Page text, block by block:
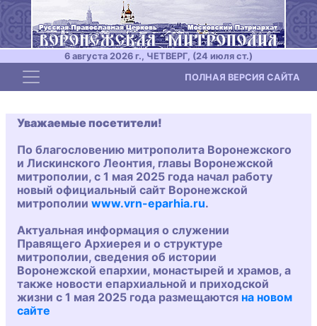
6 августа 2026 г., ЧЕТВЕРГ, (24 июля ст.)
Toggle navigation ПОЛНАЯ ВЕРСИЯ САЙТА
Уважаемые посетители!
По благословению митрополита Воронежского
и Лискинского Леонтия, главы Воронежской
митрополии, с 1 мая 2025 года начал работу
новый официальный сайт Воронежской
митрополии www.vrn-eparhia.ru.
Актуальная информация о служении
Правящего Архиерея и о структуре
митрополии, сведения об истории
Воронежской епархии, монастырей и храмов, а
также новости епархиальной и приходской
жизни с 1 мая 2025 года размещаются на новом
сайте